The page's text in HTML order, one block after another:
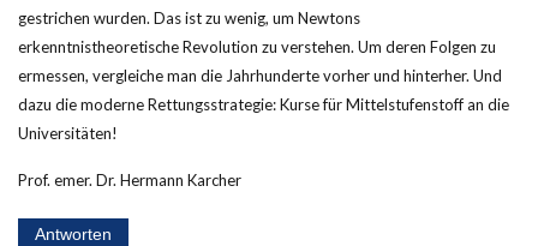
gestrichen wurden. Das ist zu wenig, um Newtons
erkenntnistheoretische Revolution zu verstehen. Um deren Folgen zu
ermessen, vergleiche man die Jahrhunderte vorher und hinterher. Und
dazu die moderne Rettungsstrategie: Kurse für Mittelstufenstoff an die
Universitäten!
Prof. emer. Dr. Hermann Karcher
Antworten